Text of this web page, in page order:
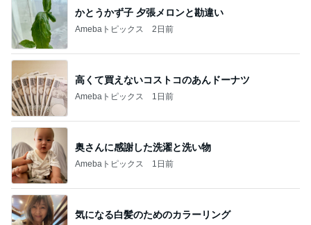
かとうかず子 夕張メロンと勘違い
Amebaトピックス 2日前
高くて買えないコストコのあんドーナツ
Amebaトピックス 1日前
奥さんに感謝した洗濯と洗い物
Amebaトピックス 1日前
気になる白髪のためのカラーリング